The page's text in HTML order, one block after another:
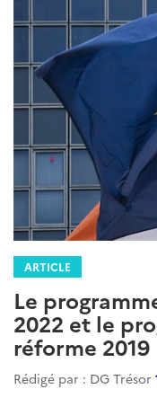
ARTICLE
Le
2022 et le
réforme 2019
Rédigé par : DG Trésor